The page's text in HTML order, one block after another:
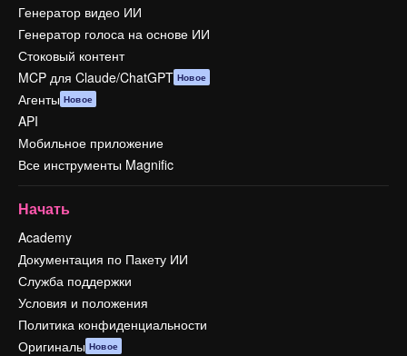
Генератор видео ИИ
Генератор голоса на основе ИИ
Стоковый контент
MCP для Claude/ChatGPT Новое
Агенты Новое
API
Мобильное приложение
Все инструменты Magnific
Начать
Academy
Документация по Пакету ИИ
Служба поддержки
Условия и положения
Политика конфиденциальности
Оригиналы Новое